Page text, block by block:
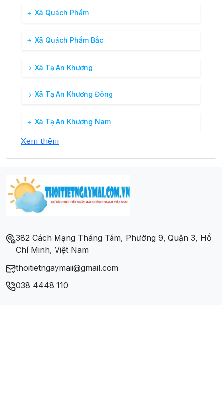
Xã Quách Phẩm
Xã Quách Phẩm Bắc
Xã Tạ An Khương
Xã Tạ An Khương Đông
Xã Tạ An Khương Nam
Xã Tân Duyệt
Xã Tân Tiến
Xã Tân Trung
Xem thêm
382 Cách Mạng Tháng Tám, Phường 9, Quận 3, Hồ
Chí Minh, Việt Nam
thoitietngaymaii@gmail.com
038 4448 110